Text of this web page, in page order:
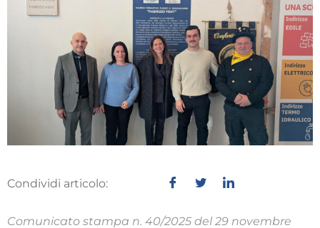
Condividi articolo:
Comunicato stampa n. 40/2025 del 29 novembre